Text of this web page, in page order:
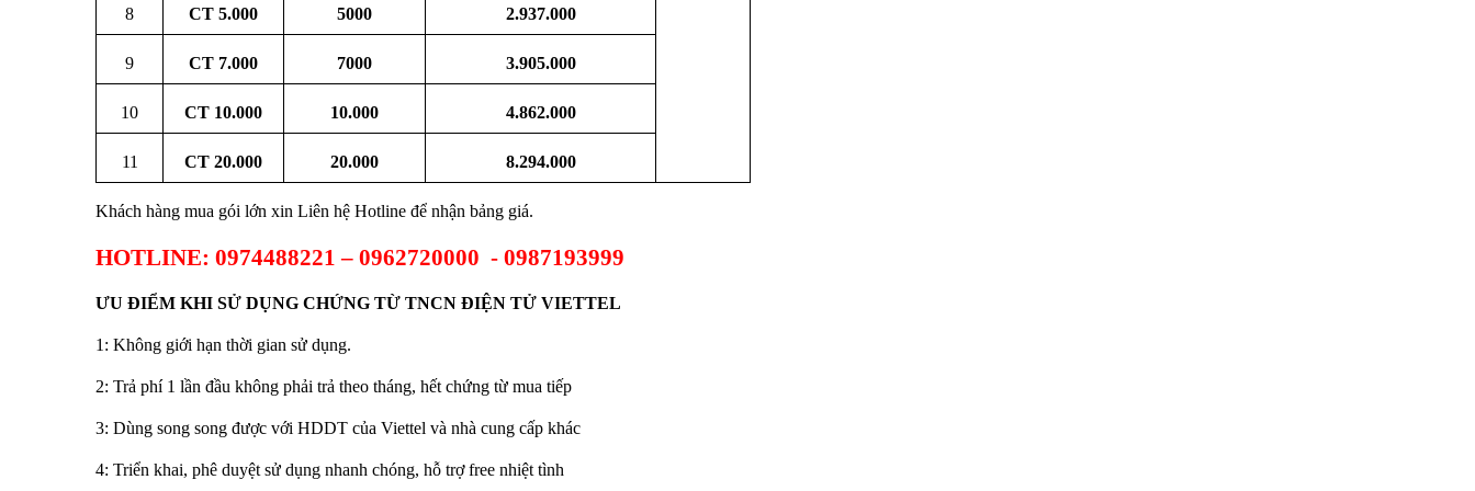
8 CT 5.000 5000 2.937.000
9 CT 7.000 7000 3.905.000
10 CT 10.000 10.000 4.862.000
11 CT 20.000 20.000 8.294.000
Khách hàng mua gói lớn xin Liên hệ Hotline để nhận bảng giá.
HOTLINE: 0974488221 – 0962720000 - 0987193999
ƯU ĐIỂM KHI SỬ DỤNG CHỨNG TỪ TNCN ĐIỆN TỬ VIETTEL
1: Không giới hạn thời gian sử dụng.
2: Trả phí 1 lần đầu không phải trả theo tháng, hết chứng từ mua tiếp
3: Dùng song song được với HDDT của Viettel và nhà cung cấp khác
4: Triển khai, phê duyệt sử dụng nhanh chóng, hỗ trợ free nhiệt tình